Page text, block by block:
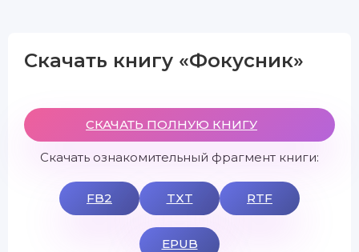
Скачать книгу «Фокусник»
СКАЧАТЬ ПОЛНУЮ КНИГУ
Скачать ознакомительный фрагмент книги:
FB2 TXT RTF
EPUB